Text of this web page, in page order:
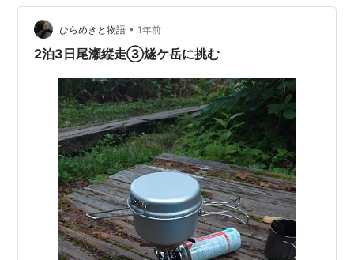
ひらめきと物語 • 1年前
2泊3日尾瀬縦走③燧ケ岳に挑む